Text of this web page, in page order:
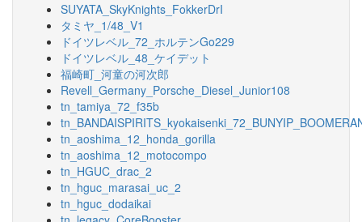
SUYATA_SkyKnights_FokkerDrI
タミヤ_1/48_V1
ドイツレベル_72_ホルテンGo229
ドイツレベル_48_ケイデット
福崎町_河童の河次郎
Revell_Germany_Porsche_Diesel_Junior108
tn_tamiya_72_f35b
tn_aoshima_12_honda_gorilla
tn_aoshima_12_motocompo
tn_HGUC_drac_2
tn_hguc_marasai_uc_2
tn_hguc_dodaikai